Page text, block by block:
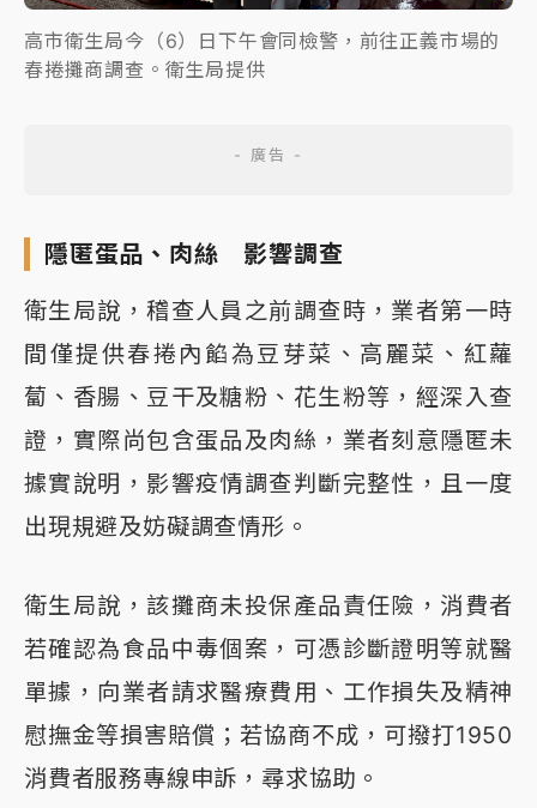
高市衛生局今（6）日下午會同檢警，前往正義市場的
春捲攤商調查。衛生局提供
隱匿蛋品、肉絲 影響調查
衛生局說，稽查人員之前調查時，業者第一時
間僅提供春捲內餡為豆芽菜、高麗菜、紅蘿
蔔、香腸、豆干及糖粉、花生粉等，經深入查
證，實際尚包含蛋品及肉絲，業者刻意隱匿未
據實說明，影響疫情調查判斷完整性，且一度
出現規避及妨礙調查情形。
衛生局說，該攤商未投保產品責任險，消費者
若確認為食品中毒個案，可憑診斷證明等就醫
單據，向業者請求醫療費用、工作損失及精神
慰撫金等損害賠償；若協商不成，可撥打1950
消費者服務專線申訴，尋求協助。